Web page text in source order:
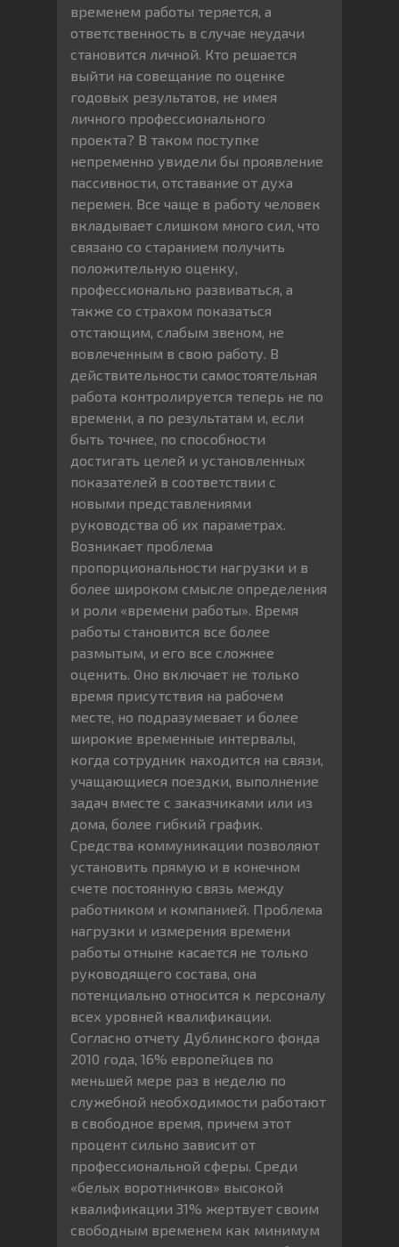
временем работы теряется, а
ответственность в случае неудачи
становится личной. Кто решается
выйти на совещание по оценке
годовых результатов, не имея
личного профессионального
проекта? В таком поступке
непременно увидели бы проявление
пассивности, отставание от духа
перемен. Все чаще в работу человек
вкладывает слишком много сил, что
связано со старанием получить
положительную оценку,
профессионально развиваться, а
также со страхом показаться
отстающим, слабым звеном, не
вовлеченным в свою работу. В
действительности самостоятельная
работа контролируется теперь не по
времени, а по результатам и, если
быть точнее, по способности
достигать целей и установленных
показателей в соответствии с
новыми представлениями
руководства об их параметрах.
Возникает проблема
пропорциональности нагрузки и в
более широком смысле определения
и роли «времени работы». Время
работы становится все более
размытым, и его все сложнее
оценить. Оно включает не только
время присутствия на рабочем
месте, но подразумевает и более
широкие временные интервалы,
когда сотрудник находится на связи,
учащающиеся поездки, выполнение
задач вместе с заказчиками или из
дома, более гибкий график.
Средства коммуникации позволяют
установить прямую и в конечном
счете постоянную связь между
работником и компанией. Проблема
нагрузки и измерения времени
работы отныне касается не только
руководящего состава, она
потенциально относится к персоналу
всех уровней квалификации.
Согласно отчету Дублинского фонда
2010 года, 16% европейцев по
меньшей мере раз в неделю по
служебной необходимости работают
в свободное время, причем этот
процент сильно зависит от
профессиональной сферы. Среди
«белых воротничков» высокой
квалификации 31% жертвует своим
свободным временем как минимум